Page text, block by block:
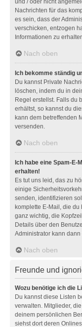
Nachrichten für das
es sein, dass der
verschicken, entzogen
Informationen zu
Nach oben
Ich bekomme ständig
Du kannst Private
löschen, indem du in
Regel erstellst. Falls du
erhältst, so kannst du
kann dem betreffenden
versenden.
Nach oben
Ich habe eine Spam-E-
erhalten!
Es tut uns leid, das zu
einige
senden, identifizieren
komplette E-Mail, die du
ganz wichtig, die
Details über den
Administrator kann
Nach oben
Freunde und
Wozu benötige ich die
Du kannst diese Listen
verwalten. Mitglieder,
deinem persönlichen
siehst dort deren